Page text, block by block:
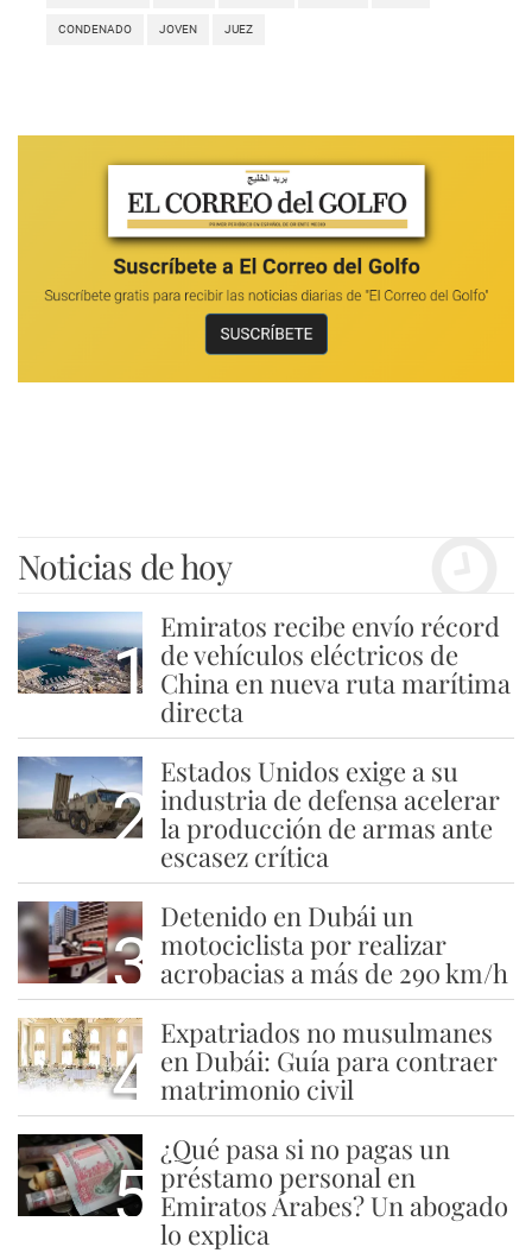
CONDENADO JOVEN JUEZ
Noticias de hoy
1
Emiratos recibe envío récord
de vehículos eléctricos de
China en nueva ruta marítima
directa
2
Estados Unidos exige a su
industria de defensa acelerar
la producción de armas ante
escasez crítica
3
Detenido en Dubái un
motociclista por realizar
acrobacias a más de 290 km/h
4
Expatriados no musulmanes
en Dubái: Guía para contraer
matrimonio civil
5
¿Qué pasa si no pagas un
préstamo personal en
Emiratos Árabes? Un abogado
lo explica